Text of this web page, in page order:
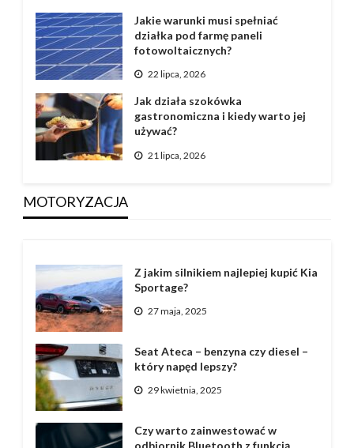
Jakie warunki musi spełniać
działka pod farmę paneli
fotowoltaicznych?
22 lipca, 2026
Jak działa szokówka
gastronomiczna i kiedy warto jej
używać?
21 lipca, 2026
MOTORYZACJA
Z jakim silnikiem najlepiej kupić Kia
Sportage?
27 maja, 2025
Seat Ateca – benzyna czy diesel –
który napęd lepszy?
29 kwietnia, 2025
Czy warto zainwestować w
odbiornik Bluetooth z funkcją